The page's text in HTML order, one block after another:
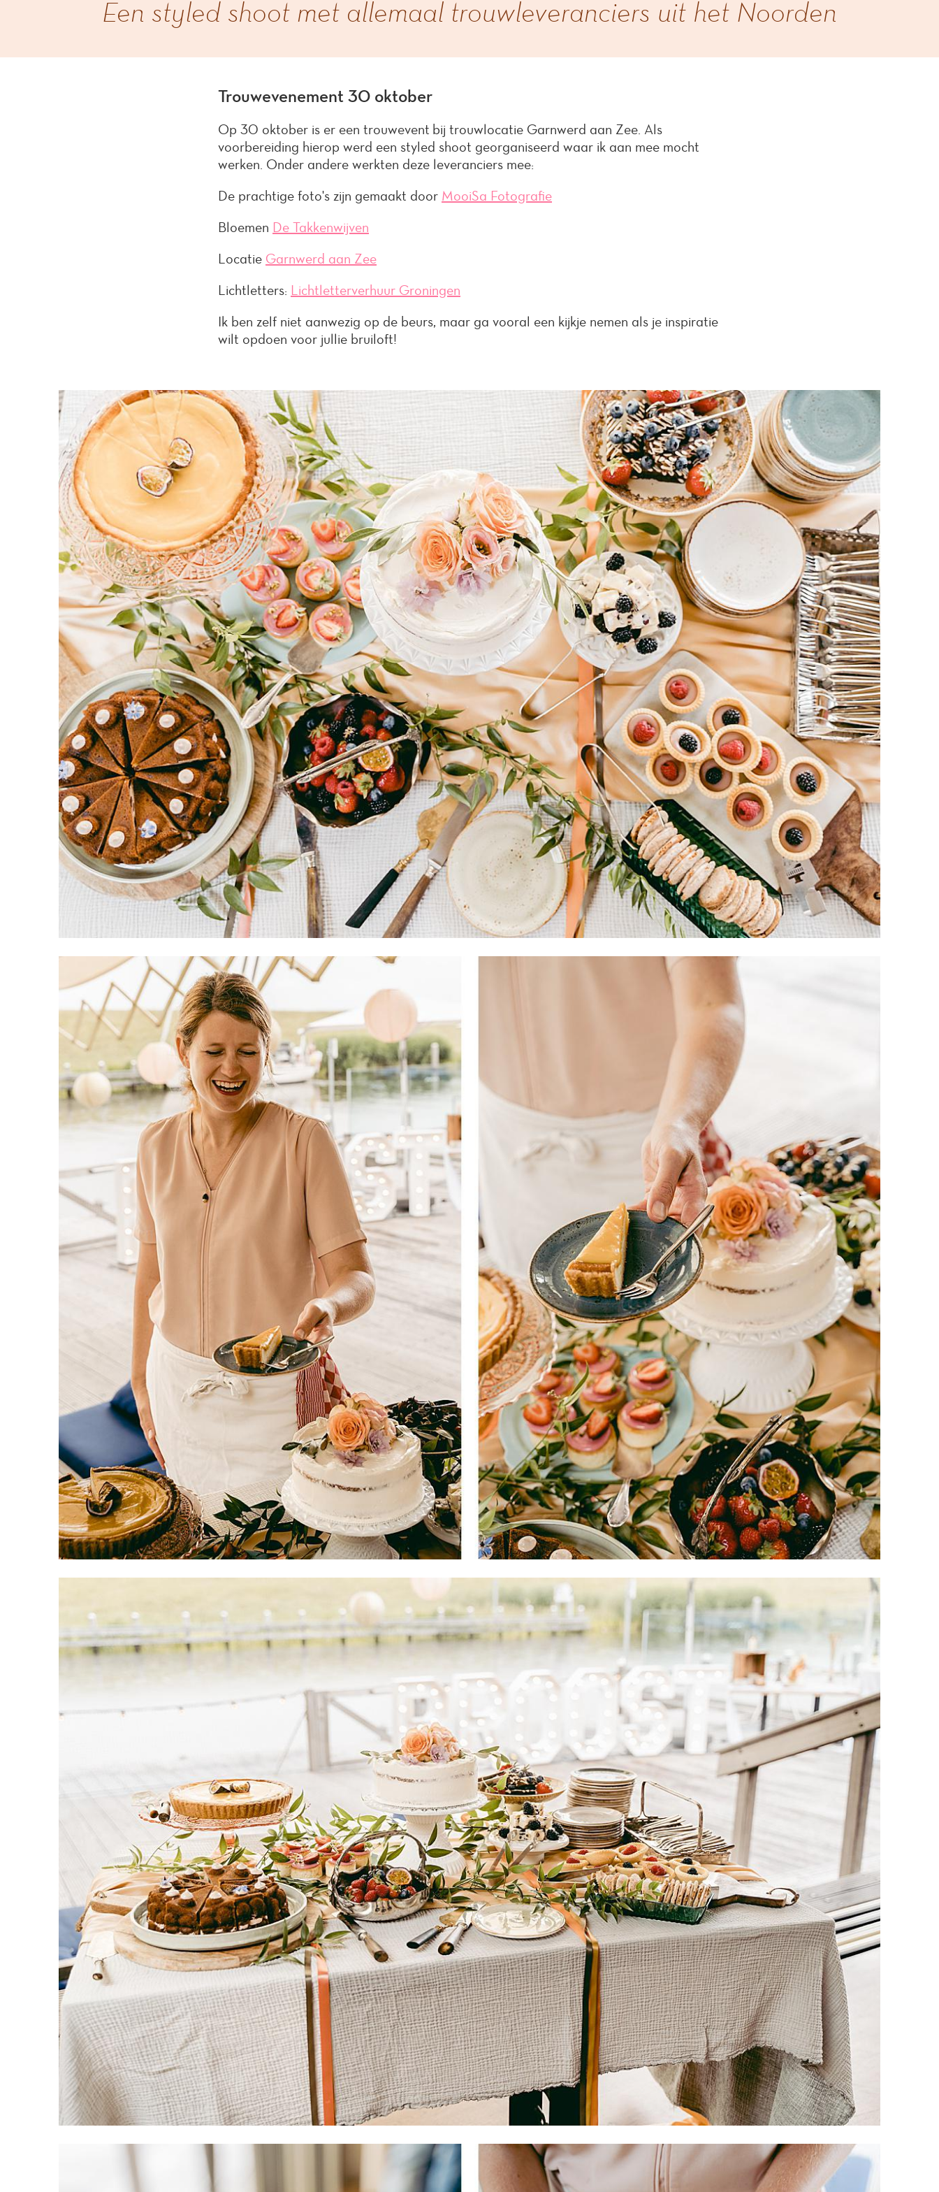
Een styled shoot met allemaal trouwleveranciers uit het Noorden
Trouwevenement 30 oktober
Op 30 oktober is er een trouwevent bij trouwlocatie Garnwerd aan Zee. Als
voorbereiding hierop werd een styled shoot georganiseerd waar ik aan mee mocht
werken. Onder andere werkten deze leveranciers mee:
De prachtige foto's zijn gemaakt door MooiSa Fotografie
Bloemen De Takkenwijven
Locatie Garnwerd aan Zee
Lichtletters: Lichtletterverhuur Groningen
Ik ben zelf niet aanwezig op de beurs, maar ga vooral een kijkje nemen als je inspiratie
wilt opdoen voor jullie bruiloft!